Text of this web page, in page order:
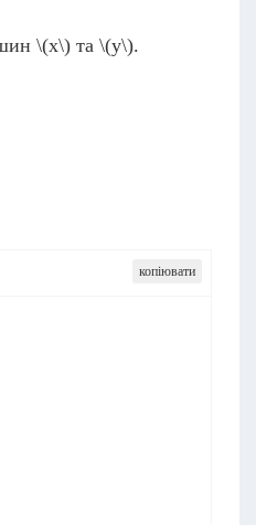
\(x\) та \(y\).
копіювати